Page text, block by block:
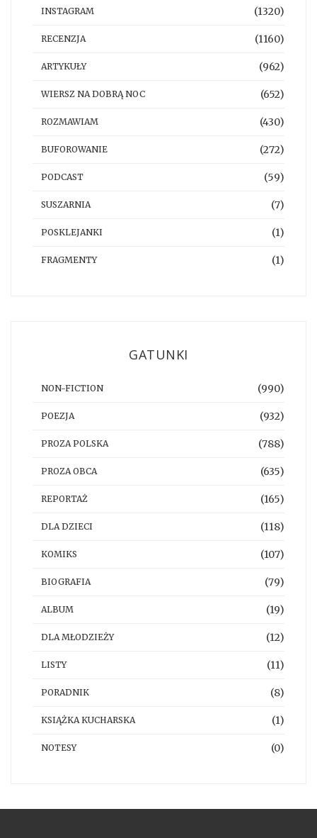
INSTAGRAM (1320)
RECENZJA (1160)
ARTYKUŁY (962)
WIERSZ NA DOBRĄ NOC (652)
ROZMAWIAM (430)
BUFOROWANIE (272)
PODCAST (59)
SUSZARNIA (7)
POSKLEJANKI (1)
FRAGMENTY (1)
GATUNKI
NON-FICTION (990)
POEZJA (932)
PROZA POLSKA (788)
PROZA OBCA (635)
REPORTAŻ (165)
DLA DZIECI (118)
KOMIKS (107)
BIOGRAFIA (79)
ALBUM (19)
DLA MŁODZIEŻY (12)
LISTY (11)
PORADNIK (8)
KSIĄŻKA KUCHARSKA (1)
NOTESY (0)